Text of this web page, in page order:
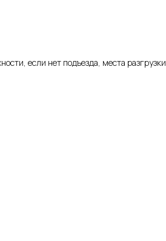
если нет подъезда, места разгрузки